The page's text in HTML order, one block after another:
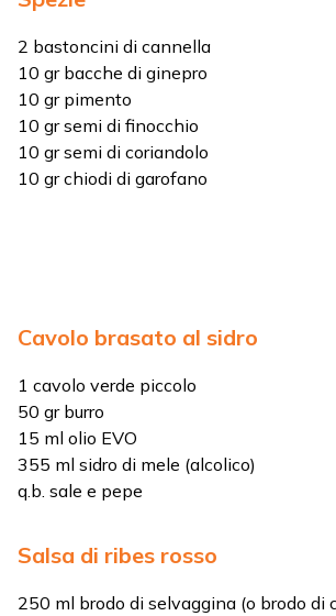
2 bastoncini di cannella
10 gr bacche di ginepro
10 gr pimento
10 gr semi di finocchio
10 gr semi di coriandolo
10 gr chiodi di garofano
Cavolo brasato al sidro
1 cavolo verde piccolo
50 gr burro
15 ml olio EVO
355 ml sidro di mele (alcolico)
q.b. sale e pepe
Salsa di ribes rosso
250 ml brodo di selvaggina (o brodo di